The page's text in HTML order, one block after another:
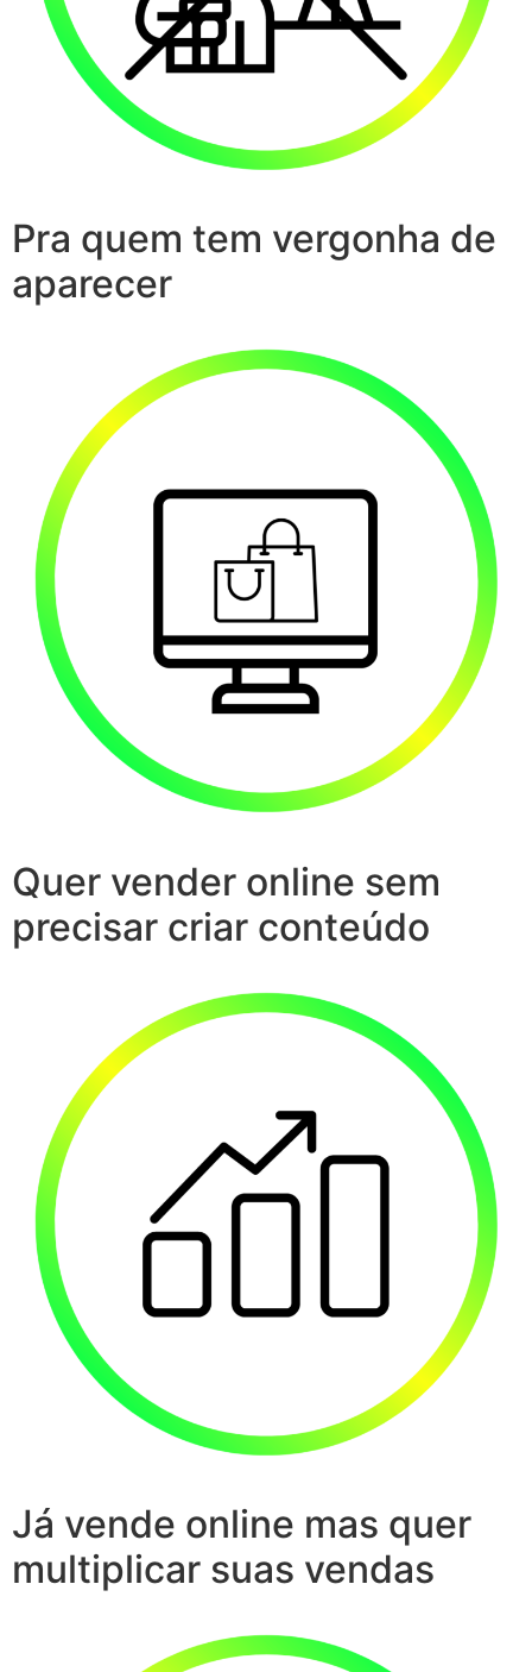
Pra quem tem vergonha de
aparecer
Quer vender online sem
precisar criar conteúdo
Já vende online mas quer
multiplicar suas vendas